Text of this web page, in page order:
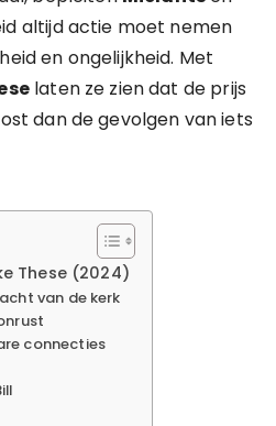
altijd actie moet nemen
en ongelijkheid. Met
laten ze zien dat de prijs
dan de gevolgen van iets
These (2024)
van de kerk
connecties